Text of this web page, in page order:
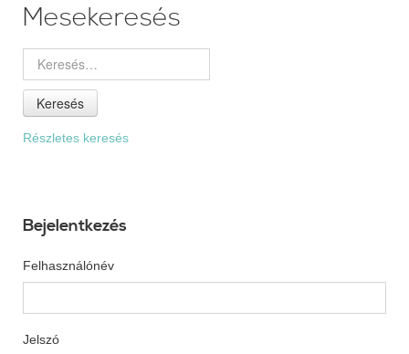
Mesekeresés
Keresés
Részletes keresés
Bejelentkezés
Felhasználónév
Jelszó